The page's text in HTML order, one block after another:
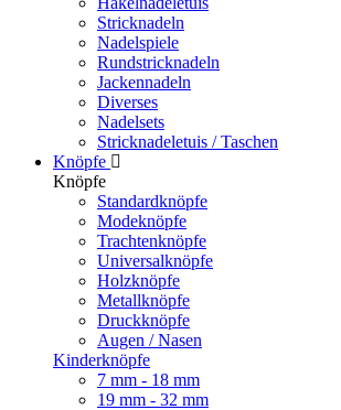
Stricknadeln
Nadelspiele
Rundstricknadeln
Jackennadeln
Diverses
Nadelsets
Stricknadeletuis / Taschen
Knöpfe
Knöpfe
Standardknöpfe
Modeknöpfe
Trachtenknöpfe
Universalknöpfe
Holzknöpfe
Metallknöpfe
Druckknöpfe
Augen / Nasen
Kinderknöpfe
7 mm - 18 mm
19 mm - 32 mm